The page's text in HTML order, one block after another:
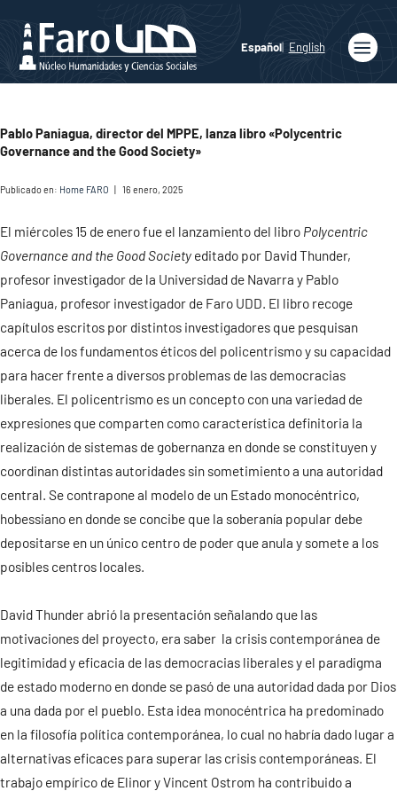
Español English
Quiénes
somos
Académicos
Medios
Ediciones
Contacto
Pablo Paniagua, director del MPPE, lanza libro «Polycentric
Governance and the Good Society»
Publicado en: Home FARO 16 enero, 2025
El miércoles 15 de enero fue el lanzamiento del libro Polycentric
Governance and the Good Society editado por David Thunder,
profesor investigador de la Universidad de Navarra y Pablo
Paniagua, profesor investigador de Faro UDD. El libro recoge
capítulos escritos por distintos investigadores que pesquisan
acerca de los fundamentos éticos del policentrismo y su capacidad
para hacer frente a diversos problemas de las democracias
liberales. El policentrismo es un concepto con una variedad de
expresiones que comparten como característica definitoria la
realización de sistemas de gobernanza en donde se constituyen y
coordinan distintas autoridades sin sometimiento a una autoridad
central. Se contrapone al modelo de un Estado monocéntrico,
hobessiano en donde se concibe que la soberanía popular debe
depositarse en un único centro de poder que anula y somete a los
posibles centros locales.
David Thunder abrió la presentación señalando que las
motivaciones del proyecto, era saber la crisis contemporánea de
legitimidad y eficacia de las democracias liberales y el paradigma
de estado moderno en donde se pasó de una autoridad dada por Dios
a una dada por el pueblo. Esta idea monocéntrica ha predominado
en la filosofía política contemporánea, lo cual no habría dado lugar a
alternativas eficaces para superar las crisis contemporáneas. El
trabajo empírico de Elinor y Vincent Ostrom ha contribuido a